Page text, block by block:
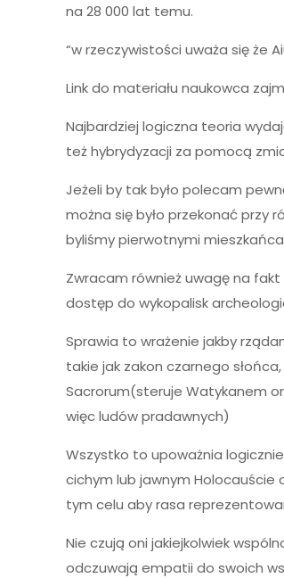
na 28 000 lat temu.
“w rzeczywistości uważa się że
Link do materiału naukowca
Najbardziej logiczna teoria
też hybrydyzacji za pomocą
Jeżeli by tak było polecam
można się było przekonać przy
byliśmy pierwotnymi
Zwracam również uwagę na
dostęp do wykopalisk
Sprawia to wrażenie jakby
takie jak zakon czarnego
Sacrorum(steruje Watykanem
więc ludów pradawnych)
Wszystko to upoważnia
cichym lub jawnym Holocauście
tym celu aby rasa
Nie czują oni jakiejkolwiek
odczuwają empatii do swoich